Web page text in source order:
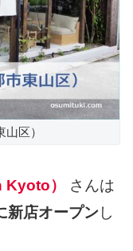
区）
）
さんは
新店オープン し